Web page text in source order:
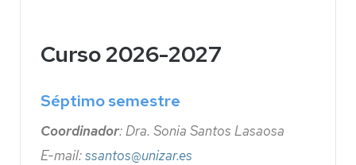
Curso 2026-2027
Séptimo semestre
Coordinador: Dra. Sonia Santos Lasaosa
E-mail:ssantos@unizar.es